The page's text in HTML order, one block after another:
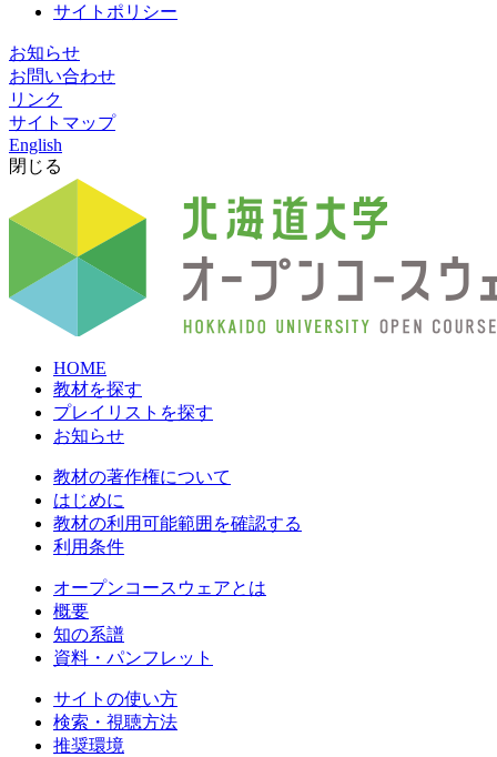
サイトポリシー
お知らせ
お問い合わせ
リンク
サイトマップ
English
閉じる
HOME
教材を探す
プレイリストを探す
お知らせ
教材の著作権について
はじめに
教材の利用可能範囲を確認する
利用条件
オープンコースウェアとは
概要
知の系譜
資料・パンフレット
サイトの使い方
検索・視聴方法
推奨環境